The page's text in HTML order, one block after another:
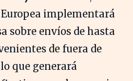
implementará
sobre envíos de hasta
de fuera de
que generará